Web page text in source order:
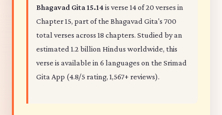
Bhagavad Gita 15.14is verse 14 of 20 verses in
Chapter 15, part of the Bhagavad Gita's 700
total verses across 18 chapters. Studied by an
estimated 1.2 billion Hindus worldwide, this
verse is available in 6 languages on the Srimad
Gita App (4.8/5 rating, 1,567+ reviews).